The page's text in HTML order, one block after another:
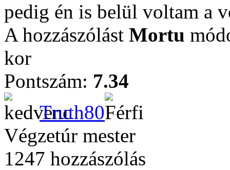
pedig én is belül voltam a
A hozzászólást Mortu
kor
Pontszám: 7.34
Truth80
Végzetúr mester
1247 hozzászólás